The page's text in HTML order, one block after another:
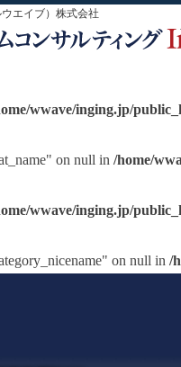
エイブ）株式会社
wwave/inging.jp/
on null in /home/
wwave/inging.jp/
on null in /